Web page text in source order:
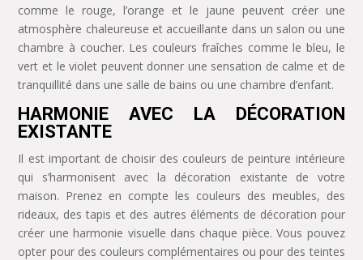
comme le rouge, l’orange et le jaune peuvent créer une
atmosphère chaleureuse et accueillante dans un salon ou une
chambre à coucher. Les couleurs fraîches comme le bleu, le
vert et le violet peuvent donner une sensation de calme et de
tranquillité dans une salle de bains ou une chambre d’enfant.
HARMONIE AVEC LA DÉCORATION
EXISTANTE
Il est important de choisir des couleurs de peinture intérieure
qui s’harmonisent avec la décoration existante de votre
maison. Prenez en compte les couleurs des meubles, des
rideaux, des tapis et des autres éléments de décoration pour
créer une harmonie visuelle dans chaque pièce. Vous pouvez
opter pour des couleurs complémentaires ou pour des teintes